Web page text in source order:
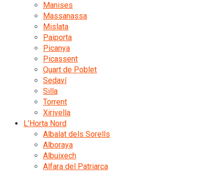
Manises
Massanassa
Mislata
Paiporta
Picanya
Picassent
Quart de Poblet
Sedaví
Silla
Torrent
Xirivella
L’Horta Nord
Albalat dels Sorells
Alboraya
Albuixech
Alfara del Patriarca